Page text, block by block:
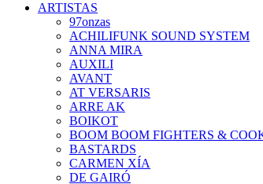
ARTISTAS
97onzas
ACHILIFUNK SOUND SYSTEM
ANNA MIRA
AUXILI
AVANT
AT VERSARIS
ARRE AK
BOIKOT
BOOM BOOM FIGHTERS &
BASTARDS
CARMEN XÍA
DE GAIRÓ